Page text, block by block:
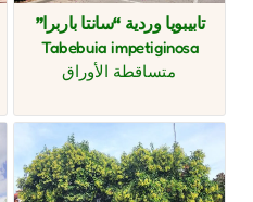
تابيبويا وردية “سانتا باربرا”
Tabebuia impetiginosa
متساقطة الأوراق